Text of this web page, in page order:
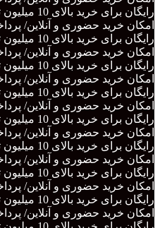
رایگان برای خرید بالای 10 میلیون تومان /
امکان خرید حضوری و آنلاین/
رایگان برای خرید بالای 10 میلیون تومان /
امکان خرید حضوری و آنلاین/
رایگان برای خرید بالای 10 میلیون تومان /
امکان خرید حضوری و آنلاین/
رایگان برای خرید بالای 10 میلیون تومان /
امکان خرید حضوری و آنلاین/
رایگان برای خرید بالای 10 میلیون تومان /
امکان خرید حضوری و آنلاین/
رایگان برای خرید بالای 10 میلیون تومان /
امکان خرید حضوری و آنلاین/
رایگان برای خرید بالای 10 میلیون تومان /
امکان خرید حضوری و آنلاین/
رایگان برای خرید بالای 10 میلیون تومان /
امکان خرید حضوری و آنلاین/